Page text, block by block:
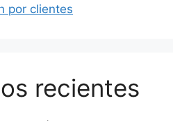
por clientes
recientes